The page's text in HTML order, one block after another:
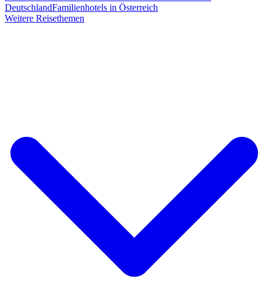
DeutschlandFamilienhotels in Österreich
Weitere Reisethemen